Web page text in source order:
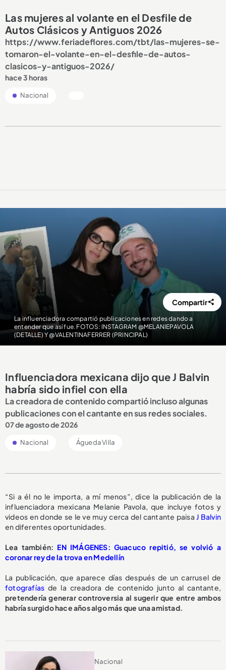
Las mujeres al volante en el Desfile de
Autos Clásicos y Antiguos 2026
https://www.feriadeflores.com/tbt/las-mujeres-se-
tomaron-el-volante-en-el-desfile-de-autos-
clasicos-y-antiguos-2026/
hace 3 horas
Nacional
La influenciadora compartió publicaciones en redes dando a
entender que así fue. FOTOS: INSTAGRAM @MELANIEPAVOLA
(DETALLE) Y @VALENTINAFERRER (PRINCIPAL)
Compartir
Influenciadora mexicana dijo que J Balvin
habría sido infiel con ella
La creadora de contenido compartió incluso algunas
publicaciones con el cantante en sus redes sociales.
07 de agosto de 2026
Nacional Águeda Villa
“Si a él no le importa, a mí menos”, dice la publicación de la
influenciadora mexicana Melanie Pavola, que incluye fotos y
videos en donde se le ve muy cerca del cantante paisaJ Balvin
en diferentes oportunidades.
Lea también: EN IMÁGENES: Guacuco repitió, se volvió a
coronar rey de la trova en Medellín
La publicación, que aparece días después de un carrusel de
fotografías de la creadora de contenido junto al cantante,
pretendería generar controversia al sugerir que entre ambos
habría surgido hace años algo más que una amistad.
Nacional